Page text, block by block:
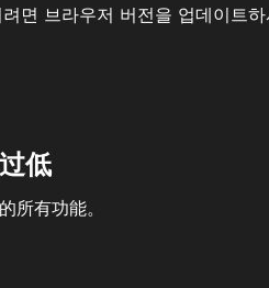
면 브라우저 버전을 업데이트
低
所有功能。